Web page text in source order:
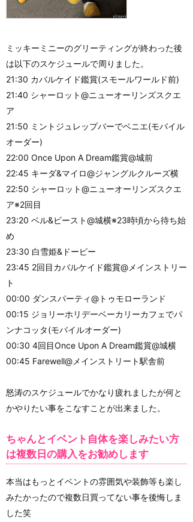
ミッキーミニーのグリーティングが終わった後
は以下のスケジュールで周りました。
21:30 カバルケイド鑑賞(スモールワールド前)
21:40 シャーロット@ニューオーリンズスクエ
ア
21:50 ミントジュレップバーでベニエ(モバイル
オーダー)
22:00 Once Upon A Dream鑑賞@城前
22:45 キーダ&マイロ@ジャングルクルーズ横
22:50 シャーロット@ニューオーリンズスクエ
ア※2回目
23:20 ベル&ビースト@城横※23時頃から待ち始
め
23:30 白雪姫&ドーピー
23:45 2回目カバルケイド鑑賞@メインストリー
ト
00:00 ダンスパーティ@トゥモローランド
00:15 ジョリーホリデーベーカリーカフェでパ
ンナコッタ(モバイルオーダー)
00:30 4回目Once Upon A Dream鑑賞@城横
00:45 Farewell@メインストリート駅舎前
怒涛のスケジュールでかなり疲れましたが何と
かやりたい事をこなすことが出来ました。
ちゃんとイベント自体を楽しみたい方
は複数日の購入をお勧めします
本当はもっとイベントの雰囲気や装飾等も楽し
みたかったので複数日買ってない事を後悔しま
した笑